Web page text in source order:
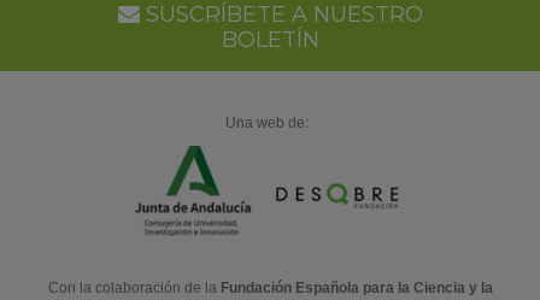
SUSCRÍBETE A NUESTRO
BOLETÍN
Una web de:
Con la colaboración de la Fundación Española para la Ciencia y la